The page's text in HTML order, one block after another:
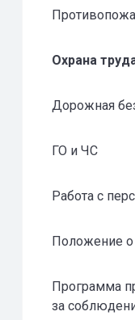
Охрана
Дорожная
ГО и ЧС
Работа с
Положение
Программа
за